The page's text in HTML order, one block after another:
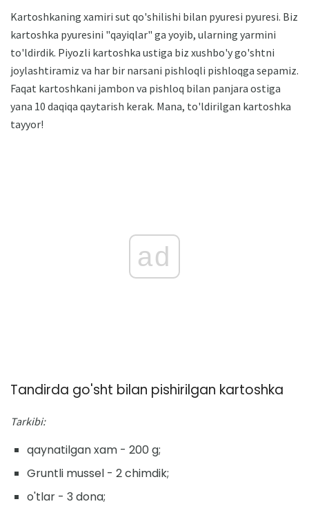
Kartoshkaning xamiri sut qo'shilishi bilan pyuresi pyuresi. Biz
kartoshka pyuresini "qayiqlar" ga yoyib, ularning yarmini
to'ldirdik. Piyozli kartoshka ustiga biz xushbo'y go'shtni
joylashtiramiz va har bir narsani pishloqli pishloqga sepamiz.
Faqat kartoshkani jambon va pishloq bilan panjara ostiga
yana 10 daqiqa qaytarish kerak. Mana, to'ldirilgan kartoshka
tayyor!
ad
Tandirda go'sht bilan pishirilgan kartoshka
Tarkibi:
qaynatilgan xam - 200 g;
Gruntli mussel - 2 chimdik;
o'tlar - 3 dona;